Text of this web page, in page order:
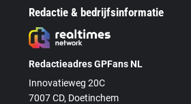
Redactie & bedrijfsinformatie
Redactieadres GPFans NL
Innovatieweg 20C
7007 CD, Doetinchem